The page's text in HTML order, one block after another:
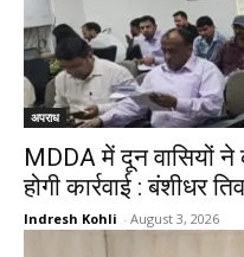
अपराध
MDDA में दून वासियों ने
होगी कार्रवाई : बंशीधर
Indresh Kohli - August 3, 2026